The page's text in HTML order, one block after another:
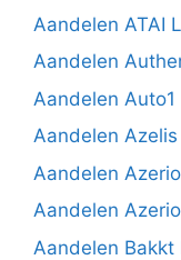
Aandelen ATAI
Aandelen
Aandelen Auto1
Aandelen
Aandelen
Aandelen
Aandelen Bakkt